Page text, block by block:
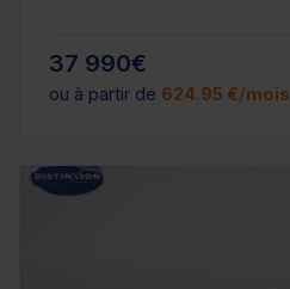
37 990€
ou à partir de 624.95 €/mois